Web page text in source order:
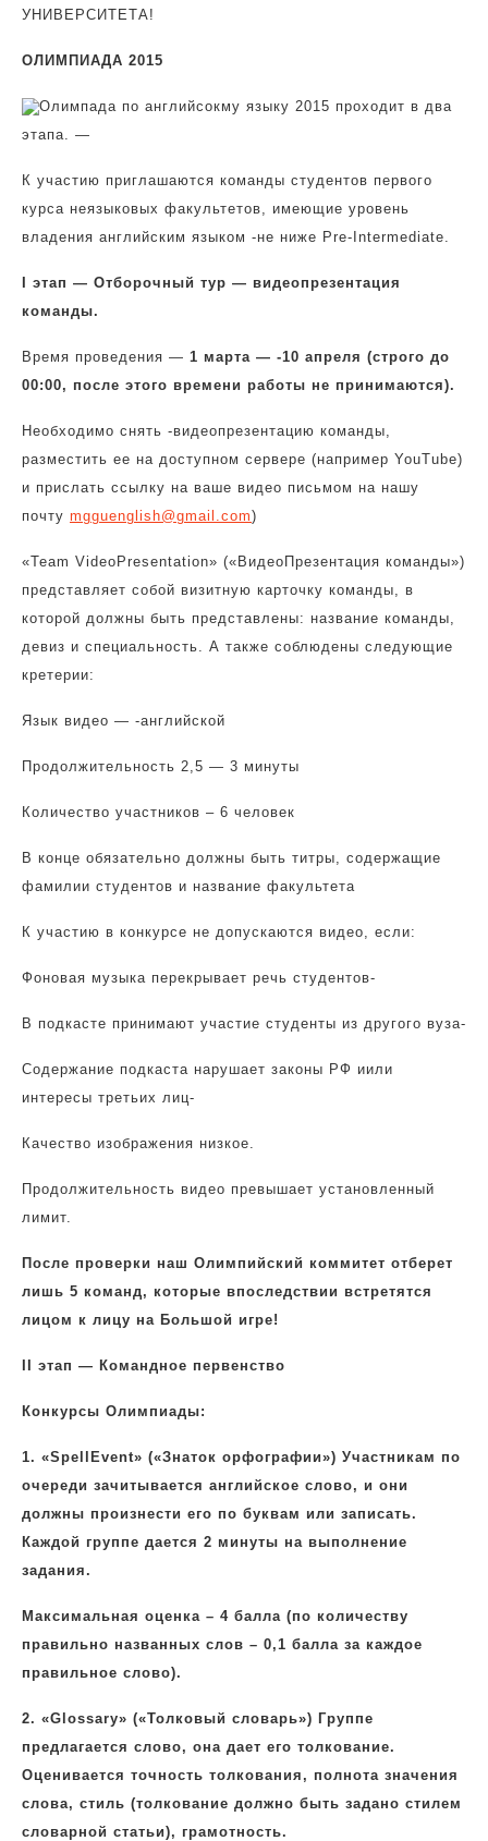
УНИВЕРСИТЕТА!
ОЛИМПИАДА 2015
Олимпада по английсокму языку 2015 проходит в два
этапа. —
К участию приглашаются команды студентов первого
курса неязыковых факультетов, имеющие уровень
владения английским языком -не ниже Pre-Intermediate.
I этап — Отборочный тур — видеопрезентация
команды.
Время проведения — 1 марта — -10 апреля (строго до
00:00, после этого времени работы не принимаются).
Необходимо снять -видеопрезентацию команды,
разместить ее на доступном сервере (например YouTube)
и прислать ссылку на ваше видео письмом на нашу
почту mgguenglish@gmail.com)
«Team VideoPresentation» («ВидеоПрезентация команды»)
представляет собой визитную карточку команды, в
которой должны быть представлены: название команды,
девиз и специальность. А также соблюдены следующие
кретерии:
Язык видео — -английской
Продолжительность 2,5 — 3 минуты
Количество участников – 6 человек
В конце обязательно должны быть титры, содержащие
фамилии студентов и название факультета
К участию в конкурсе не допускаются видео, если:
Фоновая музыка перекрывает речь студентов-
В подкасте принимают участие студенты из другого вуза-
Содержание подкаста нарушает законы РФ иили
интересы третьих лиц-
Качество изображения низкое.
Продолжительность видео превышает установленный
лимит.
После проверки наш Олимпийский коммитет отберет
лишь 5 команд, которые впоследствии встретятся
лицом к лицу на Большой игре!
II этап — Командное первенство
Конкурсы Олимпиады:
1. «SpellEvent» («Знаток орфографии») Участникам по
очереди зачитывается английское слово, и они
должны произнести его по буквам или записать.
Каждой группе дается 2 минуты на выполнение
задания.
Максимальная оценка – 4 балла (по количеству
правильно названных слов – 0,1 балла за каждое
правильное слово).
2. «Glossary» («Толковый словарь») Группе
предлагается слово, она дает его толкование.
Оценивается точность толкования, полнота значения
слова, стиль (толкование должно быть задано стилем
словарной статьи), грамотность.